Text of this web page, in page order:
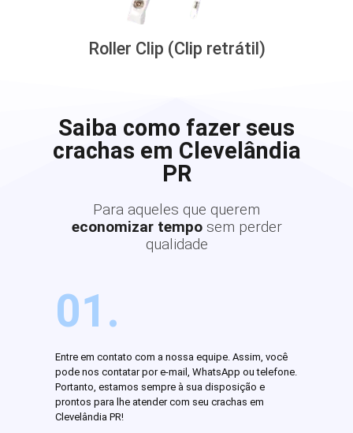
Roller Clip (Clip retrátil)
Saiba como fazer seus
crachas em Clevelândia
PR
Para aqueles que querem
economizar tempo sem perder
qualidade
01.
Entre em contato com a nossa equipe. Assim, você
pode nos contatar por e-mail, WhatsApp ou telefone.
Portanto, estamos sempre à sua disposição e
prontos para lhe atender com seu crachas em
Clevelândia PR!